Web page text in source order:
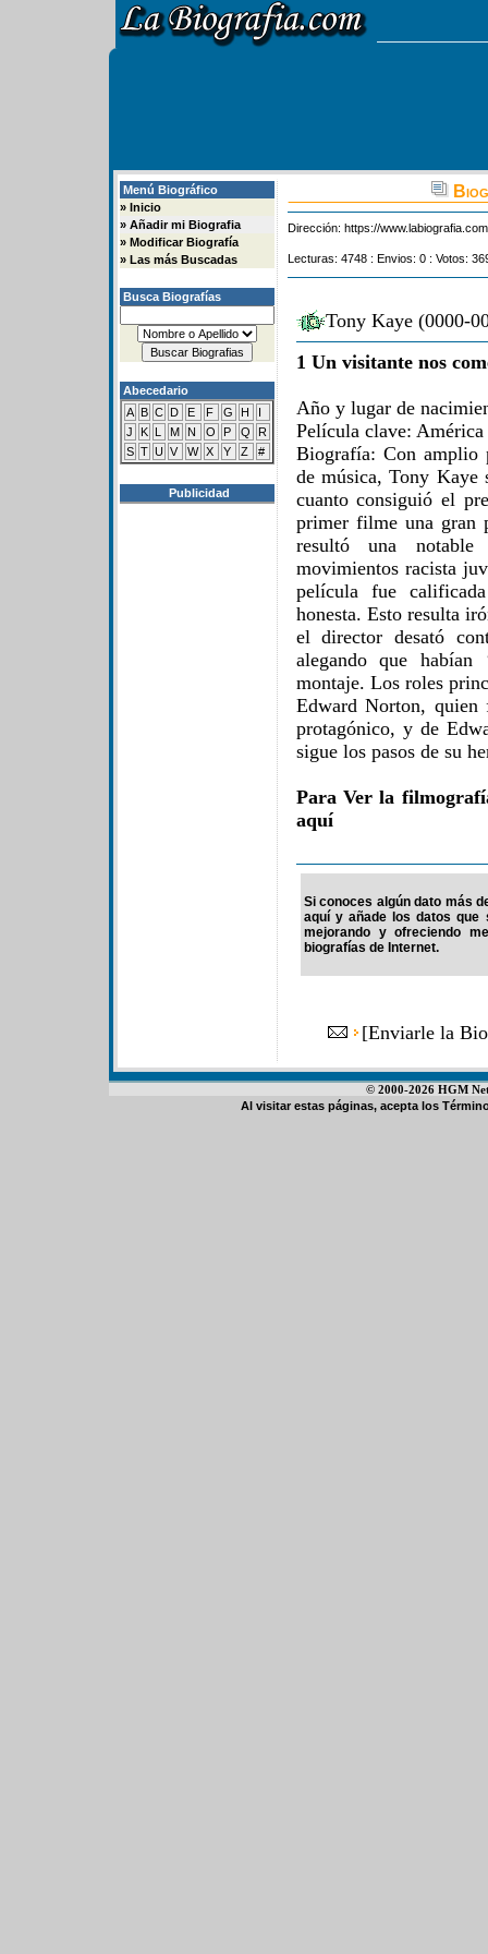
Menú Biográfico
» Inicio
» Añadir mi Biografia
» Modificar Biografía
» Las más Buscadas
Busca Biografías
Abecedario
A B C D E F G H
I
J
K L M N O P Q
R
S T U V W X Y Z #
Publicidad
Dirección: https://
Lecturas: 4748 : Envios: 0 : Votos:
Tony Kaye (0000-
1 Un visitante nos
Año y lugar de
Película clave:
Biografía: Con amplio
de música, Tony Kaye
cuanto consiguió el
primer filme una gran
resultó una
movimientos racista
película fue
honesta. Esto resulta
el director desató
alegando que
montaje. Los roles
Edward Norton,
protagónico, y de
sigue los pasos de su
Para Ver la
aquí
Si conoces algún dato más
aquí y añade los datos que
mejorando y ofreciendo
biografías de Internet.
[Enviarle la
© 2000-2026 HGM
Al visitar estas páginas, acepta los